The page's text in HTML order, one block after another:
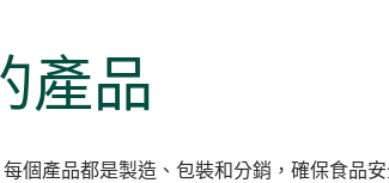
產品
每個產品都是製造、包裝和分銷，確保食品